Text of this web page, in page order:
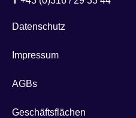
Datenschutz
Impressum
AGBs
Geschäftsflächen